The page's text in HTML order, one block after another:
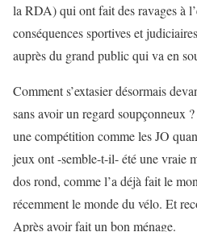
la RDA) qui ont fait des ravages à
conséquences sportives et
auprès du grand public qui va en
Comment s’extasier désormais
sans avoir un regard soupçonneux
une compétition comme les JO
jeux ont -semble-t-il- été une vraie
dos rond, comme l’a déjà fait le
récemment le monde du vélo. Et
Après avoir fait un bon ménage.